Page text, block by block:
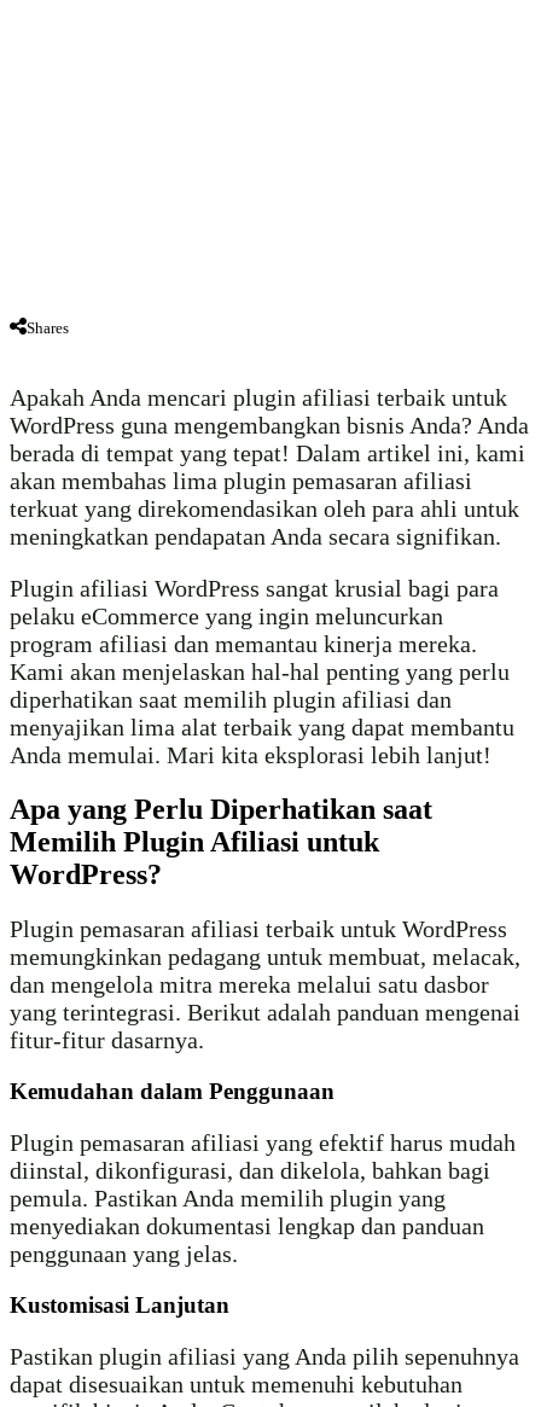
Shares
Apakah Anda mencari plugin afiliasi terbaik untuk
WordPress guna mengembangkan bisnis Anda? Anda
berada di tempat yang tepat! Dalam artikel ini, kami
akan membahas lima plugin pemasaran afiliasi
terkuat yang direkomendasikan oleh para ahli untuk
meningkatkan pendapatan Anda secara signifikan.
Plugin afiliasi WordPress sangat krusial bagi para
pelaku eCommerce yang ingin meluncurkan
program afiliasi dan memantau kinerja mereka.
Kami akan menjelaskan hal-hal penting yang perlu
diperhatikan saat memilih plugin afiliasi dan
menyajikan lima alat terbaik yang dapat membantu
Anda memulai. Mari kita eksplorasi lebih lanjut!
Apa yang Perlu Diperhatikan saat
Memilih Plugin Afiliasi untuk
WordPress?
Plugin pemasaran afiliasi terbaik untuk WordPress
memungkinkan pedagang untuk membuat, melacak,
dan mengelola mitra mereka melalui satu dasbor
yang terintegrasi. Berikut adalah panduan mengenai
fitur-fitur dasarnya.
Kemudahan dalam Penggunaan
Plugin pemasaran afiliasi yang efektif harus mudah
diinstal, dikonfigurasi, dan dikelola, bahkan bagi
pemula. Pastikan Anda memilih plugin yang
menyediakan dokumentasi lengkap dan panduan
penggunaan yang jelas.
Kustomisasi Lanjutan
Pastikan plugin afiliasi yang Anda pilih sepenuhnya
dapat disesuaikan untuk memenuhi kebutuhan